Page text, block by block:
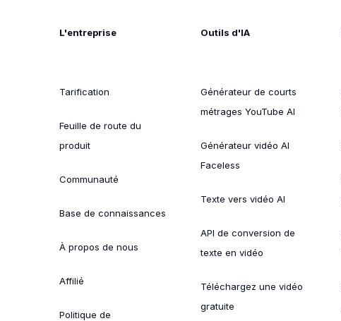
L'entreprise
Tarification
Feuille de route du
produit
Communauté
Base de connaissances
À propos de nous
Affilié
Politique de
Outils d'IA
Générateur de courts
métrages YouTube AI
Générateur vidéo AI
Faceless
Texte vers vidéo AI
API de conversion de
texte en vidéo
Téléchargez une vidéo
gratuite